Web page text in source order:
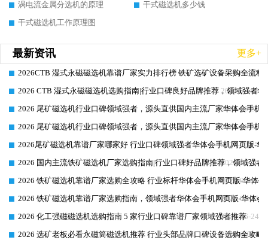
涡电流金属分选机的原理
干式磁选机多少钱
干式磁选机工作原理图
最新资讯 更多+
2026-06-25
2026CTB 湿式永磁磁选机靠谱厂家实力排行榜 铁矿选矿设备采购全流程
2026-06-25
2026 CTB 湿式永磁磁选机选购指南|行业口碑良好品牌推荐，领域强者
2026-06-25
2026 尾矿磁选机行业口碑领域强者，源头直供国内主流厂家华体会手机
2026-06-25
2026 尾矿磁选机行业口碑领域强者，源头直供国内主流厂家华体会手机
2026-06-25
2026尾矿磁选机靠谱厂家哪家好 行业口碑领域强者华体会手机网页版-华
2026-06-25
2026 国内主流铁矿磁选机厂家选购指南|行业口碑好品牌推荐，领域强者
2026-06-25
2026 铁矿磁选机靠谱厂家选购全攻略 行业标杆华体会手机网页版-华体
2026-06-25
2026 铁矿磁选机靠谱厂家选购指南，领域强者华体会手机网页版-华体会
2026-06-24
2026 化工强磁磁选机选购指南 5 家行业口碑靠谱厂家领域强者推荐
2026-06-24
2026 选矿老板必看永磁筒磁选机推荐 行业头部品牌口碑设备选购全攻略